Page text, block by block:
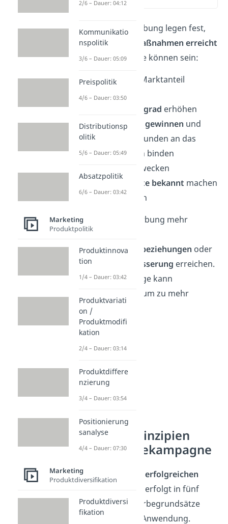
Die Ziele von Werbung legen fest,
was mit Werbemaßnahmen erreicht
werden soll.Diese können sein:
Umsatz
und Marktanteil
steigern
Bekanntheitsgrad erhöhen
NeueKunden gewinnen und
bestehende Kunden an das
Unternehmen binden
wecken
Neue
Produkte bekannt machen
Imagepflegen
Meistens soll Werbung mehr
Umsatz
stärkereKundenbeziehungen oder
eine
Imageverbesserung erreichen.
Ein besseres Image kann
zukünftig wiederum zu mehr
Umsatz führen.
Schlüsselprinzipien
einer Werbekampagne
Der
erfolgreichen
erfolgt in fünf
Schritten. Die Werbegrundsätze
finden auch hier Anwendung.
2/6 – Dauer: 04:12
Kommunikatio
nspolitik
3/6 – Dauer: 05:09
Preispolitik
4/6 – Dauer: 03:50
Distributionsp
olitik
5/6 – Dauer: 05:49
Absatzpolitik
6/6 – Dauer: 03:42
Marketing
Produktpolitik
Produktinnova
tion
1/4 – Dauer: 03:42
Produktvariati
on /
Produktmodifi
kation
2/4 – Dauer: 03:14
Produktdiffere
nzierung
3/4 – Dauer: 03:54
Positionierung
sanalyse
4/4 – Dauer: 07:30
Marketing
Produktdiversifikation
Produktdiversi
fikation